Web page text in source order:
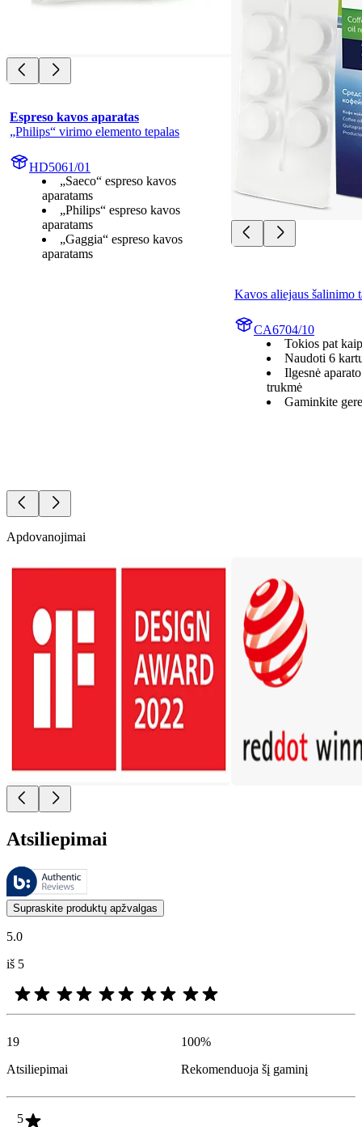
Espreso kavos aparatas
„Philips“ virimo elemento tepalas
HD5061/01
„Saeco“ espreso kavos
aparatams
„Philips“ espreso kavos
aparatams
„Gaggia“ espreso kavos
aparatams
Kavos aliejaus šalinimo
CA6704/10
Tokios pat
Naudoti 6
Ilgesnė
trukmė
Gaminkite
Apdovanojimai
Atsiliepimai
Šiuos atsiliepimus tvarko „Bazaarvoice“ ir jie atitinka
Klientų nuomonės, pateikiamos kaip produktų ir žvaigždučių
Supraskite produktų apžvalgas
5.0
iš 5
19
Atsiliepimai
100%
Rekomenduoja šį gaminį
5